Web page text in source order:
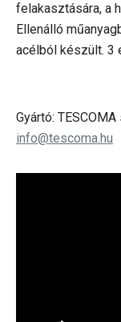
felakasztására, a
Ellenálló
acélból készült. 3
Gyártó:
info@tescoma.hu